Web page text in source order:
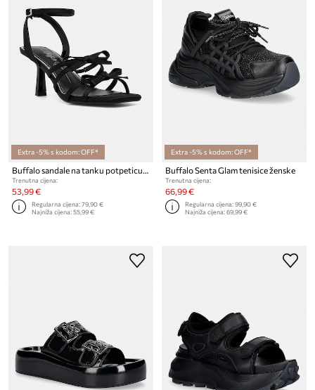
Extra -5% s kodom: OFF*
Buffalo sandale na tanku potpeticu Kaida Bow
Trenutna cijena:
53,99 €
Regularna cijena:79,90 €
Najniža cijena:55,99 €
Extra -5% s kodom: OFF*
Buffalo Senta Glam tenisice ženske
Trenutna cijena:
66,99 €
Regularna cijena:99,90 €
Najniža cijena:69,99 €